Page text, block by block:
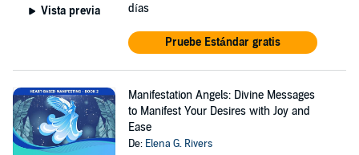
Vista previa
días
Pruebe Estándar gratis
Manifestation Angels: Divine Messages
to Manifest Your Desires with Joy and
Ease
De: Elena G. Rivers